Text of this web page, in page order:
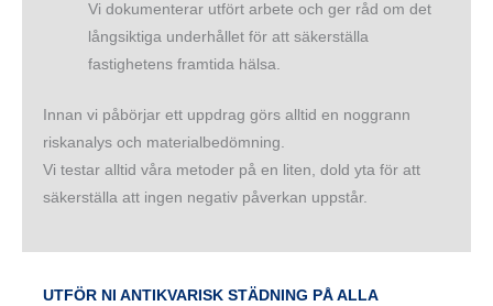
Vi dokumenterar utfört arbete och ger råd om det
långsiktiga underhållet för att säkerställa
fastighetens framtida hälsa.
Innan vi påbörjar ett uppdrag görs alltid en noggrann
riskanalys och materialbedömning.
Vi testar alltid våra metoder på en liten, dold yta för att
säkerställa att ingen negativ påverkan uppstår.
UTFÖR NI ANTIKVARISK STÄDNING PÅ ALLA